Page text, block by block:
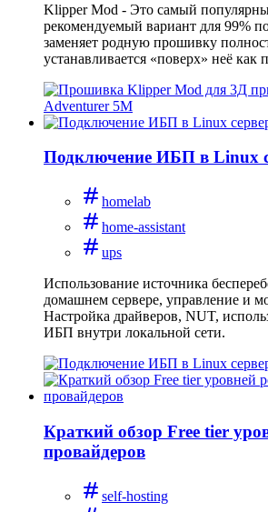
Klipper Mod - Это самый
рекомендуемый вариант для 99%
заменяет родную прошивку
устанавливается «поверх» неё
Подключение ИБП в Linux
homelab
home-assistant
ups
Использование источника
домашнем сервере, управление и
Настройка драйверов, NUT,
ИБП внутри локальной сети.
Краткий обзор Free tier
провайдеров
self-hosting